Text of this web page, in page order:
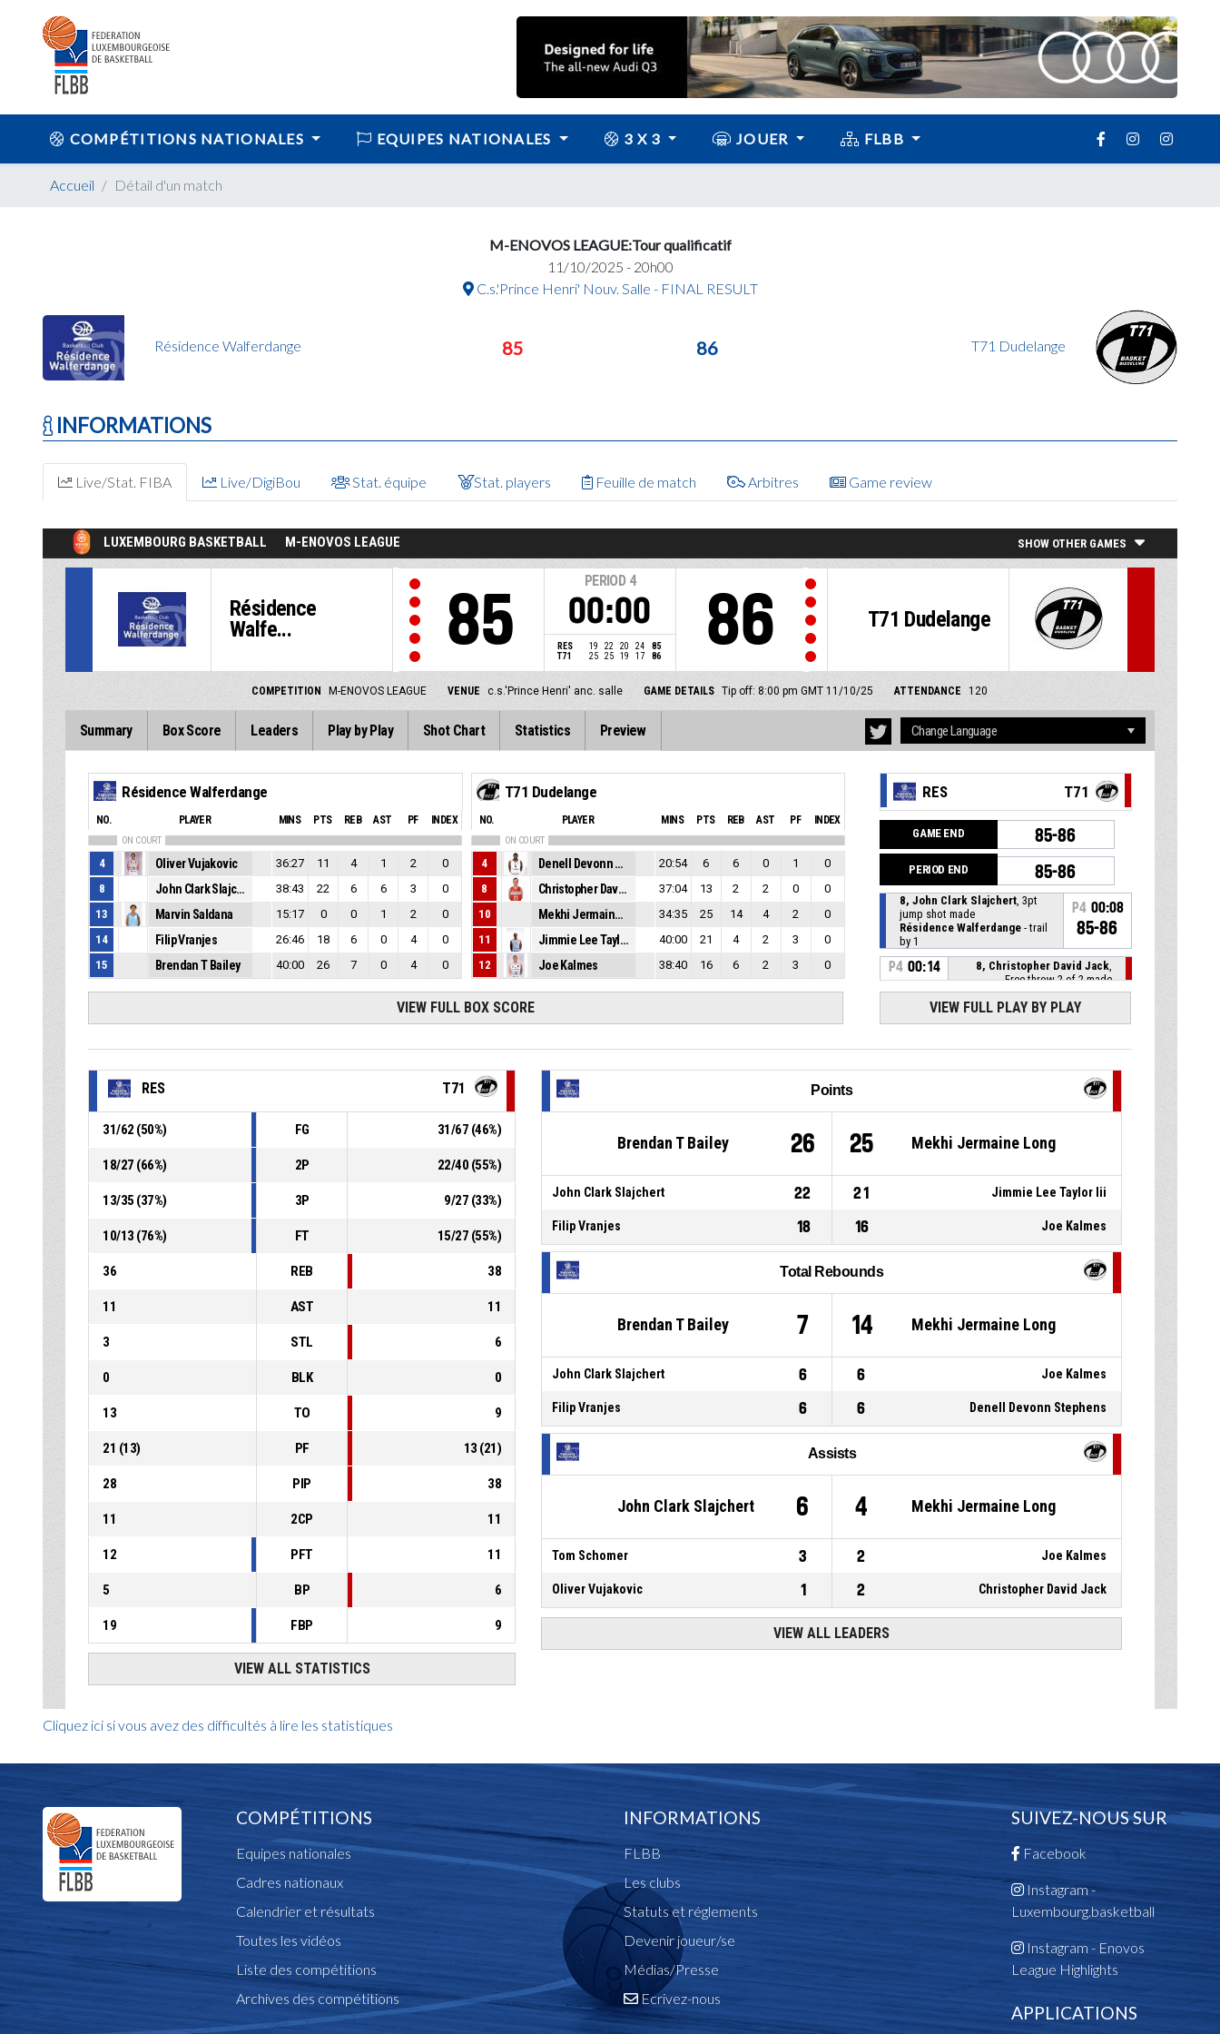
COMPÉTITIONS NATIONALES EQUIPES NATIONALES 3 X 3 JOUER FLBB
Accueil Détail d'un match
M-ENOVOS LEAGUE:Tour qualificatif
11/10/2025 - 20h00
C.s.'Prince Henri' Nouv. Salle - FINAL RESULT
Résidence Walferdange 85 86 T71 Dudelange
INFORMATIONS
Live/Stat. FIBA Live/DigiBou Stat. équipe Stat. players Feuille de match Arbitres Game review
Cliquez ici si vous avez des difficultés à lire les statistiques
COMPÉTITIONS
Equipes nationales
Cadres nationaux
Calendrier et résultats
Toutes les vidéos
Liste des compétitions
Archives des compétitions
INFORMATIONS
FLBB
Les clubs
Statuts et réglements
Devenir joueur/se
Médias/Presse
Ecrivez-nous
SUIVEZ-NOUS SUR
Facebook
Instagram -
Luxembourg.basketball
Instagram - Enovos
League Highlights
APPLICATIONS